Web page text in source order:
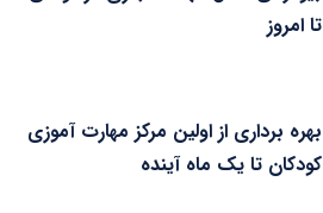
تا امروز
بهره برداری از اولین مرکز مهارت آموزی
کودکان تا یک ماه آینده